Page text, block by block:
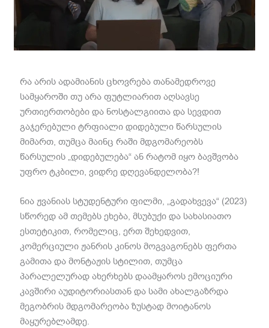
რა არის ადამიანის ცხოვრება თანამედროვე
სამყაროში თუ არა ფუტლიარით აღსავსე
ურთიერთობები და ნოსტალგიითა და სევდით
გაჯერებული ტრფიალი დიდებული წარსულის
მიმართ, თუმცა მაინც რაში მდგომარეობს
წარსულის „დიდებულება“ ან რატომ იყო ბავშვობა
უფრო ტკბილი, ვიდრე დღევანდელობა?!
ნია ჟვანიას სტუდენტური ფილმი, „გადახვევა“ (2023)
სწორედ ამ თემებს ეხება, მსუბუქი და სახასიათო
ესთეტიკით, რომელიც, ერთ შეხედვით,
კომერციული ჟანრის კინოს მოგვაგონებს ფერთა
გამითა და მონტაჟის სტილით, თუმცა
პარალელურად ახერხებს დაამყაროს ემოციური
კავშირი აუდიტორიასთან და სამი ახალგაზრდა
მეგობრის მდგომარეობა ზუსტად მოიტანოს
მაყურებლამდე.